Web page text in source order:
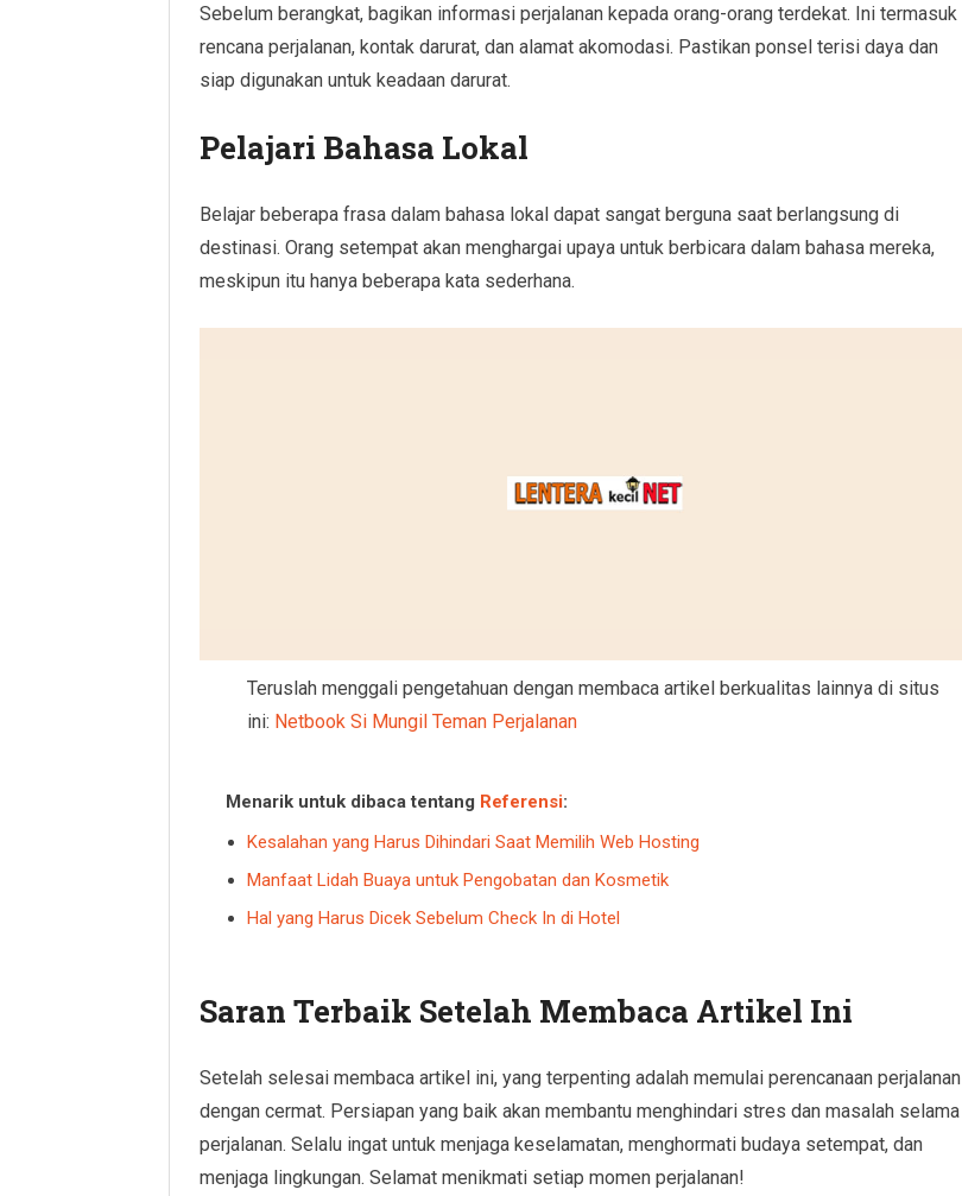
Sebelum berangkat, bagikan informasi perjalanan kepada orang-orang terdekat. Ini termasuk
rencana perjalanan, kontak darurat, dan alamat akomodasi. Pastikan ponsel terisi daya dan
siap digunakan untuk keadaan darurat.
Pelajari Bahasa Lokal
Belajar beberapa frasa dalam bahasa lokal dapat sangat berguna saat berlangsung di
destinasi. Orang setempat akan menghargai upaya untuk berbicara dalam bahasa mereka,
meskipun itu hanya beberapa kata sederhana.
Teruslah menggali pengetahuan dengan membaca artikel berkualitas lainnya di situs
ini: Netbook Si Mungil Teman Perjalanan
Menarik untuk dibaca tentang Referensi:
Kesalahan yang Harus Dihindari Saat Memilih Web Hosting
Manfaat Lidah Buaya untuk Pengobatan dan Kosmetik
Hal yang Harus Dicek Sebelum Check In di Hotel
Saran Terbaik Setelah Membaca Artikel Ini
Setelah selesai membaca artikel ini, yang terpenting adalah memulai perencanaan perjalanan
dengan cermat. Persiapan yang baik akan membantu menghindari stres dan masalah selama
perjalanan. Selalu ingat untuk menjaga keselamatan, menghormati budaya setempat, dan
menjaga lingkungan. Selamat menikmati setiap momen perjalanan!